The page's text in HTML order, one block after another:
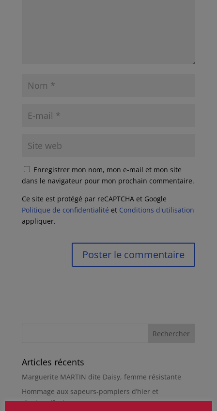
Enregistrer mon nom, mon e-mail et mon site
dans le navigateur pour mon prochain commentaire.
Ce site est protégé par reCAPTCHA et Google
Politique de confidentialité et Conditions d'utilisation
appliquer.
Articles récents
Marguerite MARTIN dite Daisy, femme résistante
Hommage aux sapeurs-pompiers d’hier et
d’aujourd’hui